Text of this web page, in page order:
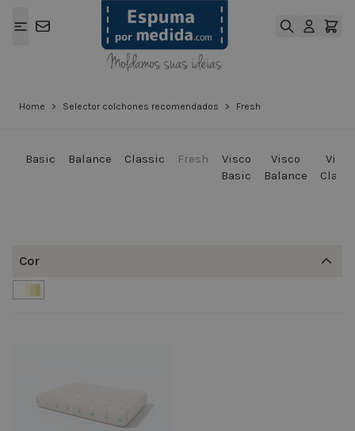
Home > Selector colchones recomendados > Fresh
Basic Balance Classic Fresh
Visco
Basic
Visco
Balance
Visco
Cor
filter